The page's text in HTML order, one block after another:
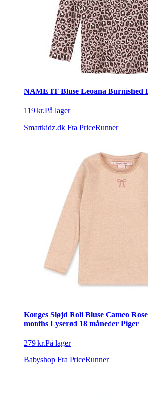
NAME IT Bluse Leoana Burnished
119 kr.På lager
Smartkidz.dk Fra PriceRunner
Konges Sløjd Roli Bluse Cameo
months Lyserød 18 måneder Piger
279 kr.På lager
Babyshop Fra PriceRunner